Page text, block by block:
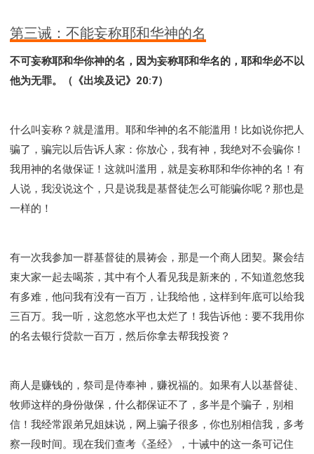
第三诫：不能妄称耶和华神的名
不可妄称耶和华你神的名，因为妄称耶和华名的，耶和华必不以
他为无罪。（《出埃及记》20:7）
什么叫妄称？就是滥用。耶和华神的名不能滥用！比如说你把人
骗了，骗完以后告诉人家：你放心，我有神，我绝对不会骗你！
我用神的名做保证！这就叫滥用，就是妄称耶和华你神的名！有
人说，我没说这个，只是说我是基督徒怎么可能骗你呢？那也是
一样的！
有一次我参加一群基督徒的晨祷会，那是一个商人团契。聚会结
束大家一起去喝茶，其中有个人看见我是新来的，不知道忽悠我
有多难，他问我有没有一百万，让我给他，这样到年底可以给我
三百万。我一听，这忽悠水平也太烂了！我告诉他：要不我用你
的名去银行贷款一百万，然后你拿去帮我投资？
商人是赚钱的，祭司是侍奉神，赚祝福的。如果有人以基督徒、
牧师这样的身份做保，什么都保证不了，多半是个骗子，别相
信！我经常跟弟兄姐妹说，网上骗子很多，你也别相信我，多考
察一段时间。现在我们查考《圣经》，十诫中的这一条可记住